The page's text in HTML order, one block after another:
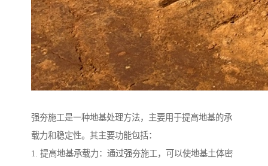
强夯施工是一种地基处理方法，主要用于提高地基的承
载力和稳定性。其主要功能包括：
1. 提高地基承载力：通过强夯施工，可以使地基土体密